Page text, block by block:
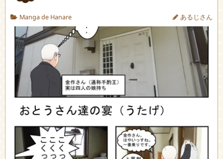
Manga de Hanare あるじさん